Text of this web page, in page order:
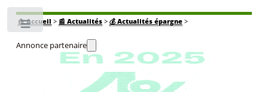
🏠Accueil > 📰 Actualités> 💰 Actualités épargne>
Annonce partenaire
Toggle